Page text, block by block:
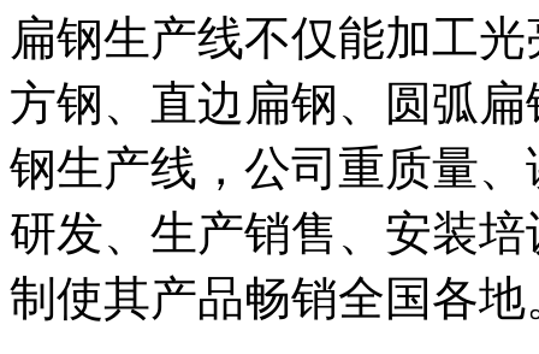
扁钢生产线不仅能加工
方钢、直边扁钢、圆弧
钢生产线，公司重质量
研发、生产销售、安装
制使其产品畅销全国各地